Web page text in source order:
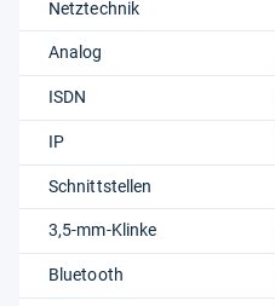
Netztechnik
Analog
ISDN
IP
Schnittstellen
3,5-mm-Klinke
Bluetooth